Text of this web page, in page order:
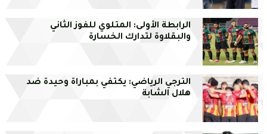
الرابطة الأولى: المتلوي للفوز الثاني
والبقلاوة لتدارك الخسارة
الترجي الرياضي: يكتفي بمباراة وحيدة ضد
هلال الشابة